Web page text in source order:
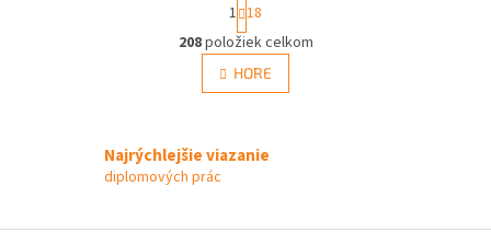
O
v
l
á
c
t
r
á
n
k
a
1 18
208položiek celkom
HORE
Najrýchlejšie viazanie
diplomových prác